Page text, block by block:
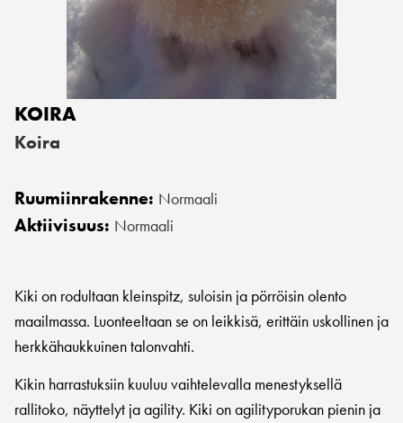
KOIRA
Koira
Ruumiinrakenne: Normaali
Aktiivisuus: Normaali
Kiki on rodultaan kleinspitz, suloisin ja pörröisin olento
maailmassa. Luonteeltaan se on leikkisä, erittäin uskollinen ja
herkkähaukkuinen talonvahti.
Kikin harrastuksiin kuuluu vaihtelevalla menestyksellä
rallitoko, näyttelyt ja agility. Kiki on agilityporukan pienin ja